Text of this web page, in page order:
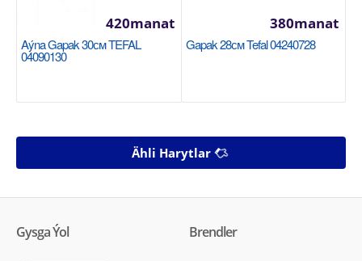
Aýna Gapak 30см TEFAL
04090130
420manat
Gapak 28см Tefal 04240728
380manat
Ähli Harytlar
Gysga Ýol Brendler